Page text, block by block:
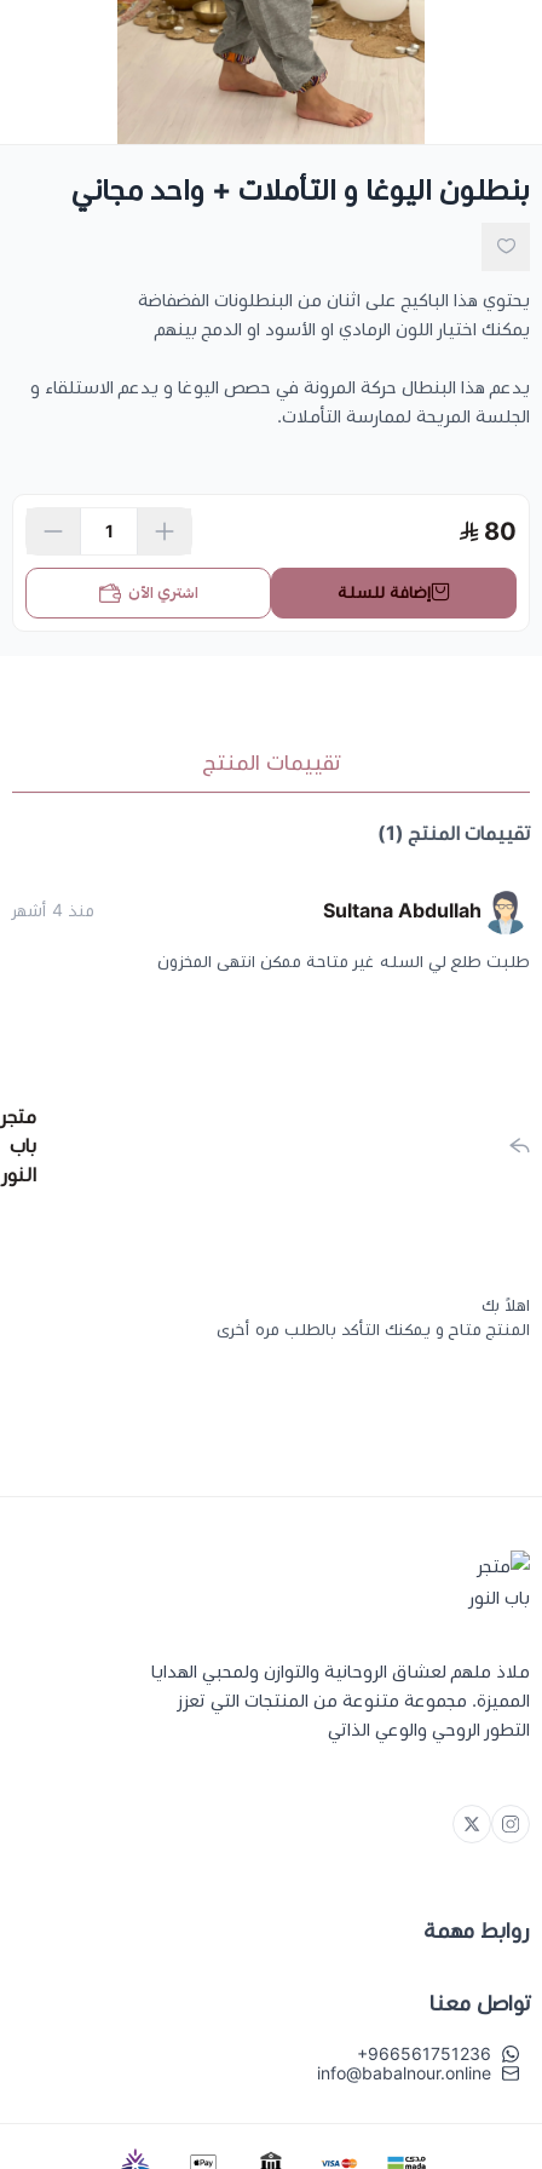
بنطلون اليوغا و التأملات + واحد مجاني
يحتوي هذا الباكيج على اثنان من البنطلونات الفضفاضة
يمكنك اختيار اللون الرمادي او الأسود او الدمج بينهم
يدعم هذا البنطال حركة المرونة في حصص اليوغا و يدعم الاستلقاء و
الجلسة المريحة لممارسة التأملات.
80
إضافة للسلة اشتري الآن
تقييمات المنتج
تقييمات المنتج (1)
Sultana Abdullah منذ 4 أشهر
طلبت طلع لي السله غير متاحة ممكن انتهى المخزون
متجر
باب
النور
اهلاً بك
المنتج متاح و يمكنك التأكد بالطلب مره أخرى
ملاذ ملهم لعشاق الروحانية والتوازن ولمحبي الهدايا
المميزة. مجموعة متنوعة من المنتجات التي تعزز
التطور الروحي والوعي الذاتي
روابط مهمة
تواصل معنا
+966561751236
info@babalnour.online